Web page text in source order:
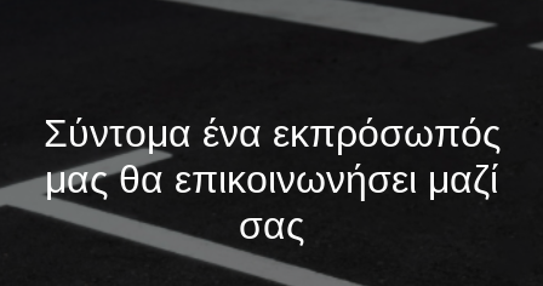
Σύντομα ένα εκπρόσωπός
μας θα επικοινωνήσει μαζί
σας